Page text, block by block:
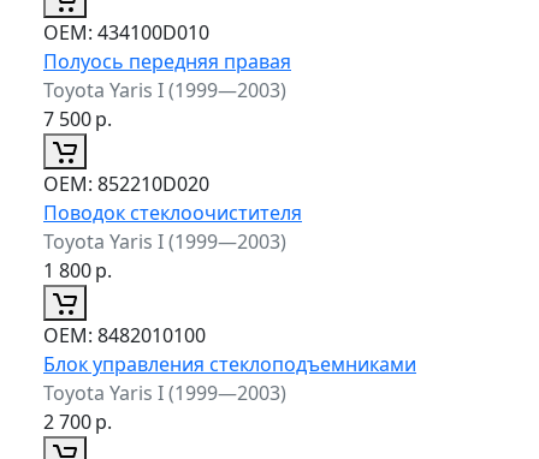
ОЕМ: 434100D010
Полуось передняя правая
Toyota Yaris I (1999—2003)
7 500р.
ОЕМ: 852210D020
Поводок стеклоочистителя
Toyota Yaris I (1999—2003)
1 800р.
ОЕМ: 8482010100
Блок управления стеклоподъемниками
Toyota Yaris I (1999—2003)
2 700р.